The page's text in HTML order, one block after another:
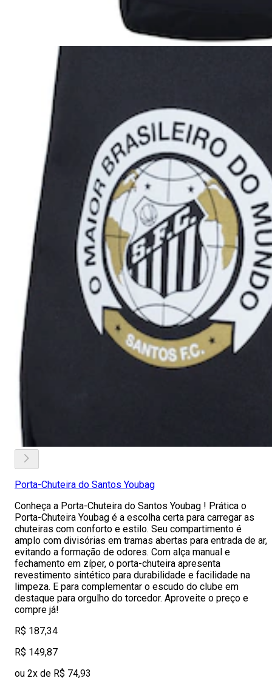
Porta-Chuteira do Santos Youbag
Conheça a Porta-Chuteira do Santos Youbag ! Prática o
Porta-Chuteira Youbag é a escolha certa para carregar as
chuteiras com conforto e estilo. Seu compartimento é
amplo com divisórias em tramas abertas para entrada de ar,
evitando a formação de odores. Com alça manual e
fechamento em zíper, o porta-chuteira apresenta
revestimento sintético para durabilidade e facilidade na
limpeza. E para complementar o escudo do clube em
destaque para orgulho do torcedor. Aproveite o preço e
compre já!
R$ 187,34
R$ 149,87
ou 2x de R$ 74,93